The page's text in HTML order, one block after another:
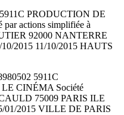
PRODUCTION DE
actions simplifiée à
92000 NANTERRE
2015 11/10/2015 HAUTS
5911C
CINÉMA Société
75009 PARIS ILE
01/2015 VILLE DE PARIS